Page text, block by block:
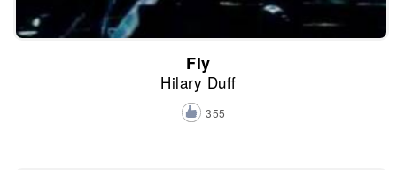
Fly
Hilary Duff
355